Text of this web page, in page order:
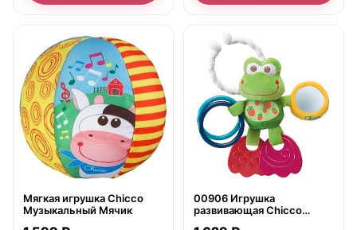
нет в продаже
Мягкая игрушка Chicco
Музыкальный Мячик
нет в продаже
00906 Игрушка
развивающая Chicco